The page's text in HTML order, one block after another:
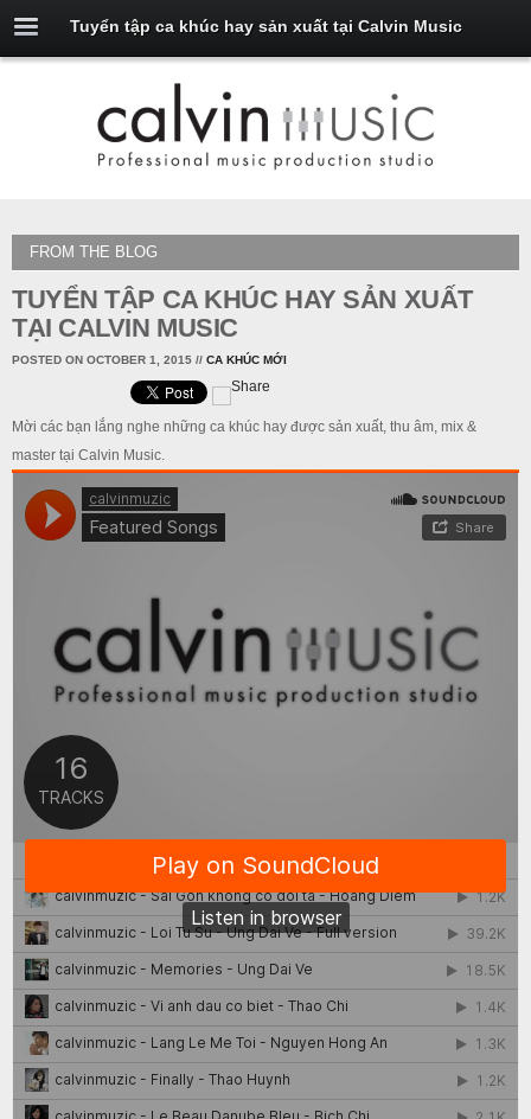
Tuyển tập ca khúc hay sản xuất tại Calvin Music
FROM THE BLOG
TUYỂN TẬP CA KHÚC HAY SẢN XUẤT
TẠI CALVIN MUSIC
POSTED ON OCTOBER 1, 2015 // CA KHÚC MỚI
Mời các bạn lắng nghe những ca khúc hay được sản xuất, thu âm, mix &
master tại Calvin Music.